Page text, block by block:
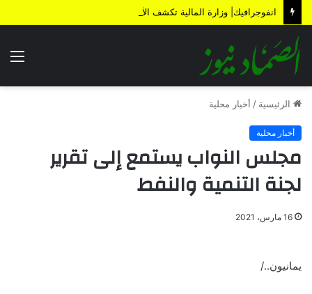
الرئيسية / أخبار محلية
أخبار محلية
مجلس النواب يستمع إلى تقرير
لجنة التنمية والنفط
16 مارس، 2021
يمانيون../